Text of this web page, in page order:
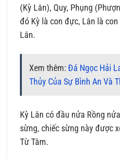
(Kỳ Lân), Quy, Phụng
đó Kỳ là con đực, Lân là
Lân.
Xem thêm:Đá Ngọc Hải
Thủy Của Sự Bình An Và
Kỳ Lân có đầu nửa Rồng
sừng, chiếc sừng này được
Từ Tâm.